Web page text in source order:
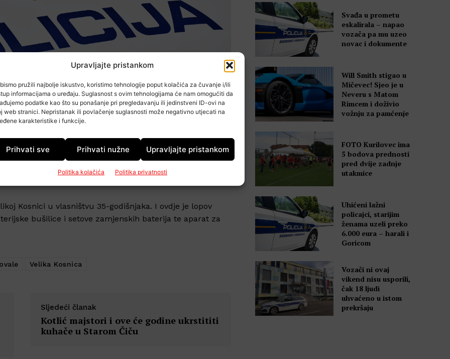
Upravljajte pristankom
pružili najbolje iskustvo, koristimo tehnologije poput kolačića za čuvanje i/ili
informacijama o uređaju. Suglasnost s ovim tehnologijama će nam omogućiti da
podatke kao što su ponašanje pri pregledavanju ili jedinstveni ID-ovi na
web stranici. Nepristanak ili povlačenje suglasnosti može negativno utjecati na
karakteristike i funkcije.
Prihvati sve Prihvati nužne Upravljajte pristankom
Politika kolačića Politika privatnosti
na 2. rujna, gorička policija zabilježila je u istoj noći još
je u kontejner u vlasništvu jedne zagrebačke
raznog alata među kojima je dva kompleta bušilica.
Kosnici u vlasništvu 35-godišnjaka. I ovdje je lopov
bušilice i setove zamjenskih baterija te aparat za
Velika Kosnica
Sljedeći članak
Kotlić majstori i ove će godine ukrstititi
kuhače u Starom Čiču
Svađa u prometu
eskalirala – napao
vozača pa mu uzeo
novac i dokumente
Will Smith stigao u
Mičevec! Sjeo je u
Neveru s Matom
Rimcem i doživio
vožnju za pamćenje
FOTO Kurilovec ima
5 bodova prednosti
pred dvije zadnje
utakmice
Uhićeni lažni
policajci, starijim
ženama uzeli preko
6.000 eura – harali i
Goricom
Vozači ni ovaj
vikend nisu usporili,
čak 18 ljudi
uhvaćeno u istom
prekršaju